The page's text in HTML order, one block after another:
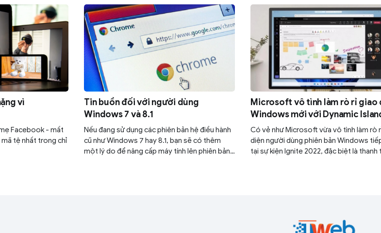
vì
Facebook - mất
mã tệ nhất trong chỉ
Tin buồn đối với người dùng
Windows 7 và 8.1
Nếu đang sử dụng các phiên bản hệ điều hành
cũ như Windows 7 hay 8.1, bạn sẽ có thêm
một lý do để nâng cấp máy tính lên phiên bản
Microsoft vô tình làm rò rỉ giao
Windows mới với Dynamic
Có vẻ như Microsoft vừa vô tình làm rò
diện người dùng phiên bản Windows
tại sự kiện Ignite 2022, đặc biệt là thanh